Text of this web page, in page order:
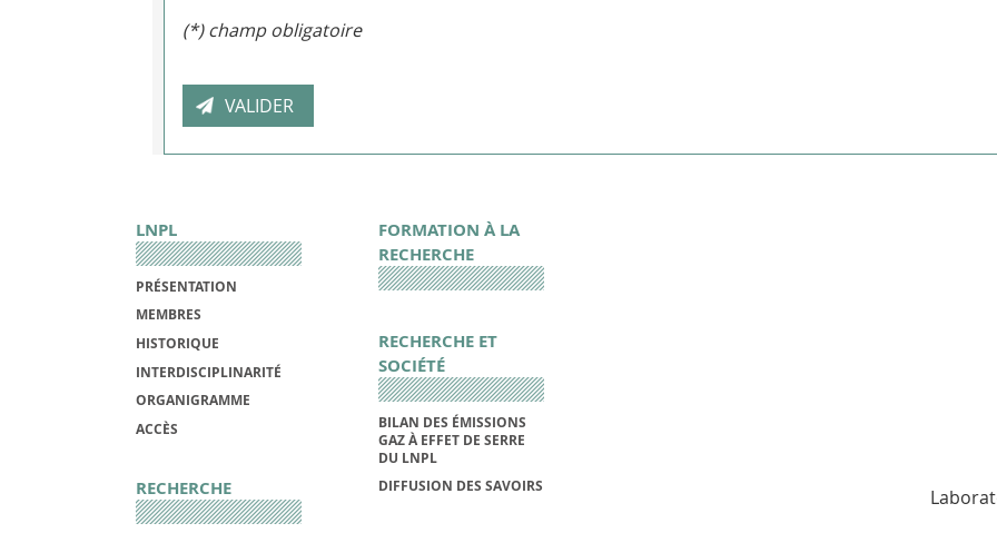
(*) champ obligatoire
LNPL
PRÉSENTATION
MEMBRES
HISTORIQUE
INTERDISCIPLINARITÉ
ORGANIGRAMME
ACCÈS
RECHERCHE
FORMATION À LA
RECHERCHE
RECHERCHE ET
SOCIÉTÉ
BILAN DES ÉMISSIONS
GAZ À EFFET DE SERRE
DU LNPL
DIFFUSION DES SAVOIRS